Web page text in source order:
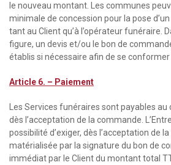
le nouveau montant. Les communes
minimale de concession pour la pose
tant au Client qu’à l’opérateur funéraire.
figure, un devis et/ou le bon de
établis si nécessaire afin de se conformer
Article 6. – Paiement
Les Services funéraires sont payables
dès l’acceptation de la commande.
possibilité d’exiger, dès l’acceptation de
matérialisée par la signature du bon de
immédiat par le Client du montant total